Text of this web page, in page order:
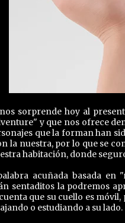
sorprende hoy al
y que nos ofrece
que la forman han
la nuestra, por lo que se
habitación, donde
acuñada basada en
sentaditos la podremos
que su cuello es
o estudiando a su lado.